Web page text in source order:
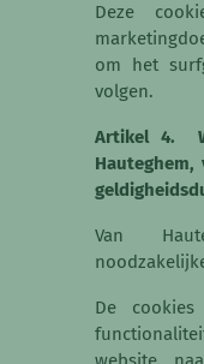
Deze
om het
volgen.
Artikel 4.
Van
De